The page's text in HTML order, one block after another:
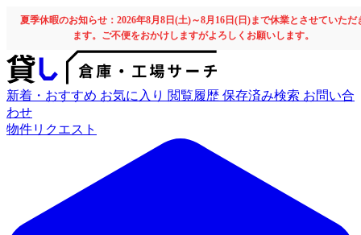
夏季休暇のお知らせ：2026年8月8日(土)～8月16日(日)まで休業とさせていただ
ます。ご不便をおかけしますがよろしくお願いします。
新着・おすすめ お気に入り 閲覧履歴 保存済み検索 お問い合
わせ
物件リクエスト